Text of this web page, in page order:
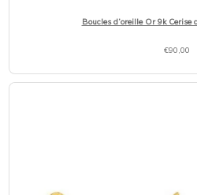
Boucles d’oreille Or 9k Cerise
€90,00